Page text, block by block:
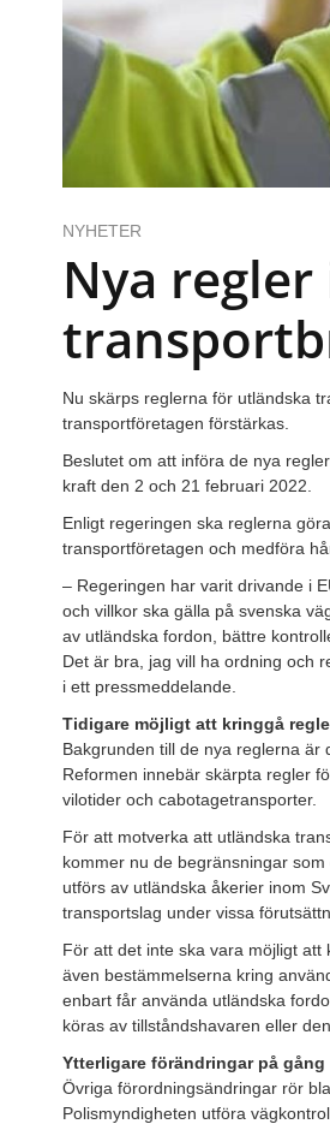
NYHETER
Nya
Nu skärps reglerna för utländska
transportföretagen förstärkas.
Beslutet om att införa de nya
kraft den 2 och 21 februari 2022.
Enligt regeringen ska reglerna
transportföretagen och medföra
– Regeringen har varit drivande i
och villkor ska gälla på svenska
av utländska fordon, bättre
Det är bra, jag vill ha ordning och
i ett pressmeddelande.
Tidigare möjligt att kringgå
Bakgrunden till de nya reglerna är
Reformen innebär skärpta regler
vilotider och cabotagetransporter.
För att motverka att utländska
kommer nu de begränsningar
utförs av utländska åkerier inom
transportslag under vissa
För att det inte ska vara möjligt
även bestämmelserna kring
enbart får använda utländska
köras av tillståndshavaren eller
Ytterligare förändringar på gång
Övriga förordningsändringar rör
Polismyndigheten utföra